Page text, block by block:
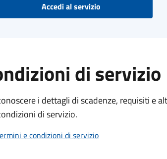
Accedi al servizio
di servizio
i dettagli di scadenze, requisiti e
di servizio.
e condizioni di servizio